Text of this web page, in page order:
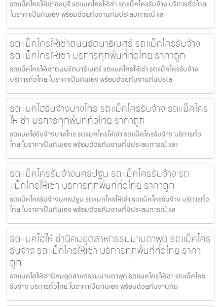
รถแม็คโครให้เช่าชลบุรี รถแมคโครให้เช่า รถแม็คโครรับจ้าง บริการทั่วไทย
ในราคาเป็นกันเอง พร้อมด้วยทีมงานที่มีประสบการณ์ แล
รถแม็คโครให้เช่าถนนรัตนาธิเบศร์ รถแม็คโครรับจ้าง
รถแม็คโครให้เช่า บริการทุกพื้นที่ทั่วไทย ราคาถูก
รถแม็คโครให้เช่าถนนรัตนาธิเบศร์ รถแมคโครให้เช่า รถแม็คโครรับจ้าง
บริการทั่วไทย ในราคาเป็นกันเอง พร้อมด้วยทีมงานที่มีประส
รถแบคโฮรับจ้างบางไทร รถแม็คโครรับจ้าง รถแม็คโคร
ให้เช่า บริการทุกพื้นที่ทั่วไทย ราคาถูก
รถแบคโฮรับจ้างบางไทร รถแมคโครให้เช่า รถแม็คโครรับจ้าง บริการทั่ว
ไทย ในราคาเป็นกันเอง พร้อมด้วยทีมงานที่มีประสบการณ์ และ
รถแม็คโครรับจ้างนครปฐม รถแม็คโครรับจ้าง รถ
แม็คโครให้เช่า บริการทุกพื้นที่ทั่วไทย ราคาถูก
รถแม็คโครรับจ้างนครปฐม รถแมคโครให้เช่า รถแม็คโครรับจ้าง บริการทั่ว
ไทย ในราคาเป็นกันเอง พร้อมด้วยทีมงานที่มีประสบการณ์ แล
รถแบคโฮให้เช่านิคมอุตสาหกรรมมาบตาพุด รถแม็คโคร
รับจ้าง รถแม็คโครให้เช่า บริการทุกพื้นที่ทั่วไทย ราคา
ถูก
รถแบคโฮให้เช่านิคมอุตสาหกรรมมาบตาพุด รถแมคโครให้เช่า รถแม็คโคร
รับจ้าง บริการทั่วไทย ในราคาเป็นกันเอง พร้อมด้วยทีมงานที่ม